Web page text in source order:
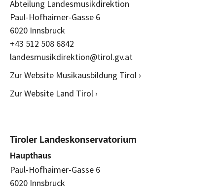
Abteilung Landesmusikdirektion
Paul-Hofhaimer-Gasse 6
6020 Innsbruck
+43 512 508 6842
landesmusikdirektion@tirol.gv.at
Zur Website Musikausbildung Tirol ›
Zur Website Land Tirol ›
Tiroler Landeskonservatorium
Haupthaus
Paul-Hofhaimer-Gasse 6
6020 Innsbruck